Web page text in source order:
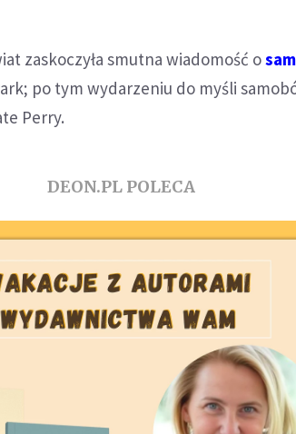
zaskoczyła smutna wiadomość o
po tym wydarzeniu do myśli
Perry.
DEON.PL POLECA